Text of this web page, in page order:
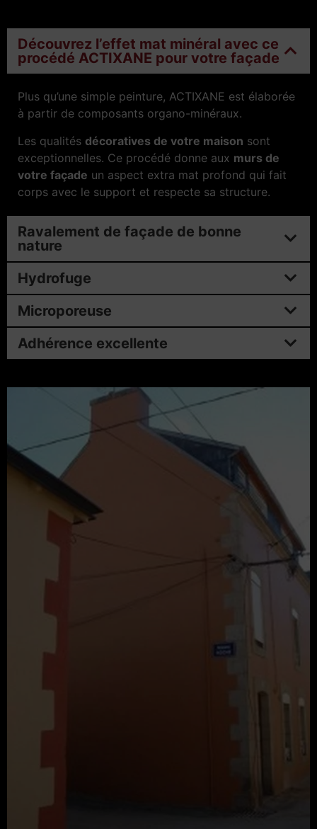
Découvrez l’effet mat minéral avec ce
procédé ACTIXANE pour votre façade
Plus qu’une simple peinture, ACTIXANE est élaborée
à partir de composants organo-minéraux.
Les qualités décoratives de votre maison sont
exceptionnelles. Ce procédé donne aux murs de
votre façade un aspect extra mat profond qui fait
corps avec le support et respecte sa structure.
Ravalement de façade de bonne
nature
Hydrofuge
Microporeuse
Adhérence excellente